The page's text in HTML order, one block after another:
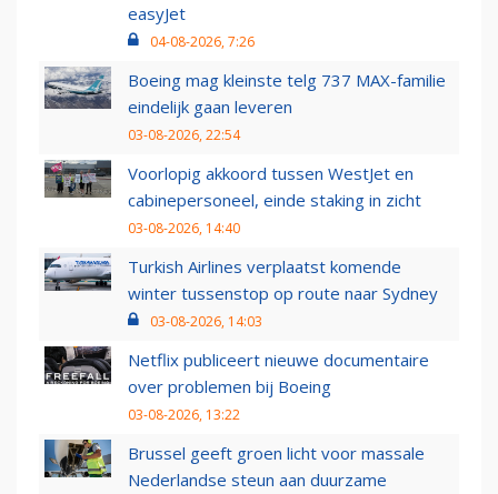
easyJet
04-08-2026, 7:26
Boeing mag kleinste telg 737 MAX-familie
eindelijk gaan leveren
03-08-2026, 22:54
Voorlopig akkoord tussen WestJet en
cabinepersoneel, einde staking in zicht
03-08-2026, 14:40
Turkish Airlines verplaatst komende
winter tussenstop op route naar Sydney
03-08-2026, 14:03
Netflix publiceert nieuwe documentaire
over problemen bij Boeing
03-08-2026, 13:22
Brussel geeft groen licht voor massale
Nederlandse steun aan duurzame